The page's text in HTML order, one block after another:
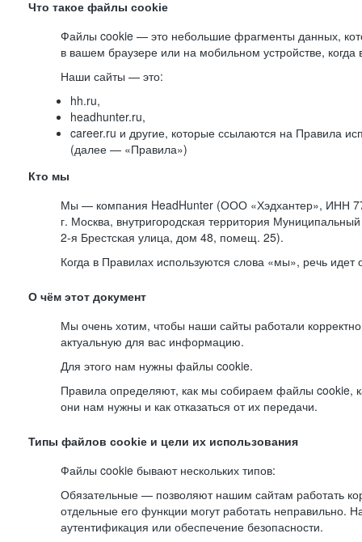
Что такое файлы cookie
Файлы cookie — это небольшие фрагменты данных,
в вашем браузере или на мобильном устройстве,
Наши сайты — это:
hh.ru,
headhunter.ru,
career.ru и другие, которые ссылаются на Правила
(далее — «Правила»)
Кто мы
Мы — компания HeadHunter (ООО «Хэдхантер», ИНН
г. Москва, внутригородская территория Муниципальный
2-я Брестская улица, дом 48, помещ. 25).
Когда в Правилах используются слова «мы», речь
О чём этот документ
Мы очень хотим, чтобы наши сайты работали
актуальную для вас информацию.
Для этого нам нужны файлы cookie.
Правила определяют, как мы собираем файлы cookie,
они нам нужны и как отказаться от их передачи.
Типы файлов cookie и цели их использования
Файлы cookie бывают нескольких типов:
Обязательные — позволяют нашим сайтам работать
отдельные его функции могут работать неправильно.
аутентификация или обеспечение безопасности.